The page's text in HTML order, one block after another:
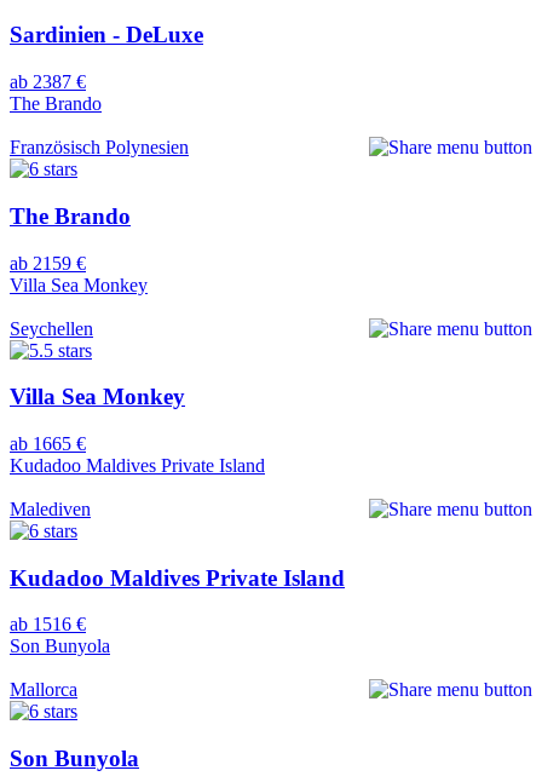
Sardinien - DeLuxe
ab 2387 €
The Brando
Französisch Polynesien
The Brando
ab 2159 €
Villa Sea Monkey
Seychellen
Villa Sea Monkey
ab 1665 €
Kudadoo Maldives Private Island
Malediven
Kudadoo Maldives Private Island
ab 1516 €
Son Bunyola
Mallorca
Son Bunyola